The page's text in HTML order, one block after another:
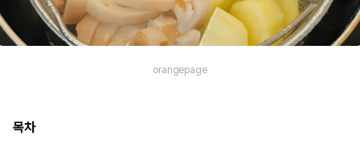
orangepage
목차